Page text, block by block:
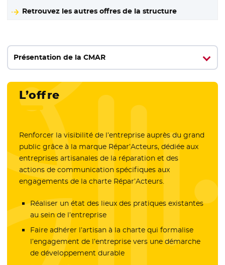
Retrouvez les autres offres de la structure
Présentation de la CMAR
L’offre
Renforcer la visibilité de l’entreprise auprès du grand
public grâce à la marque Répar’Acteurs, dédiée aux
entreprises artisanales de la réparation et des
actions de communication spécifiques aux
engagements de la charte Répar’Acteurs.
Réaliser un état des lieux des pratiques existantes
au sein de l’entreprise
Faire adhérer l’artisan à la charte qui formalise
l’engagement de l’entreprise vers une démarche
de développement durable